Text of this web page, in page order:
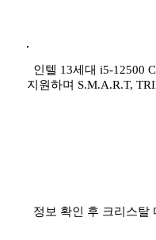
인텔 13세대 i5-12500
지원하며 S.M.A.R.T,
정보 확인 후 크리스탈